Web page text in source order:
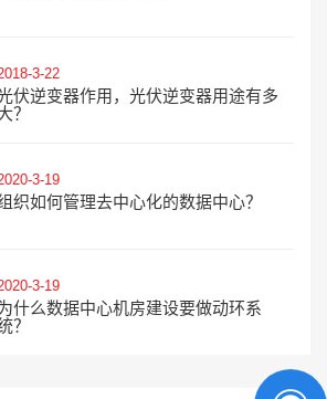
3-22
伏逆变器作用，光伏逆变器用途有多
？
3-19
织如何管理去中心化的数据中心？
3-19
什么数据中心机房建设要做动环系
？